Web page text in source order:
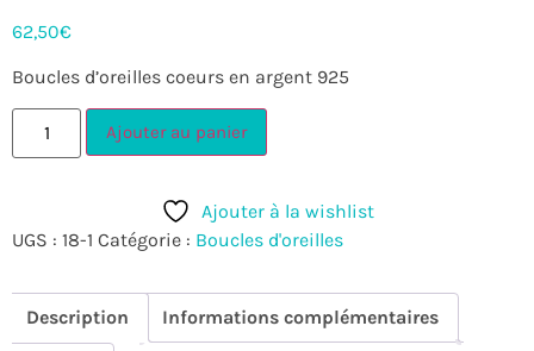
62,50€
Boucles d’oreilles coeurs en argent 925
Ajouter au panier
Ajouter à la wishlist
UGS : 18-1 Catégorie : Boucles d'oreilles
Description Informations complémentaires